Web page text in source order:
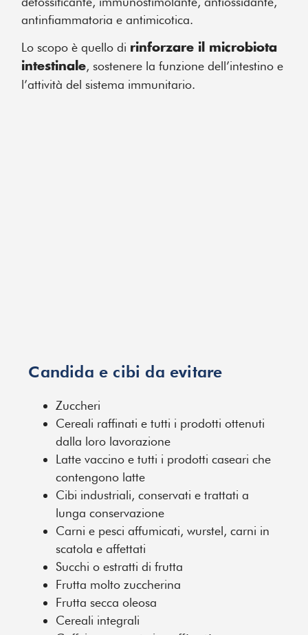
antinfiammatoria e antimicotica.
Lo scopo è quello di rinforzare il microbiota
intestinale, sostenere la funzione dell’intestino e
l’attività del sistema immunitario.
Candida e cibi da evitare
Zuccheri
Cereali raffinati e tutti i prodotti ottenuti
dalla loro lavorazione
Latte vaccino e tutti i prodotti caseari che
contengono latte
Cibi industriali, conservati e trattati a
lunga conservazione
Carni e pesci affumicati, wurstel, carni in
scatola e affettati
Succhi o estratti di frutta
Frutta molto zuccherina
Frutta secca oleosa
Cereali integrali